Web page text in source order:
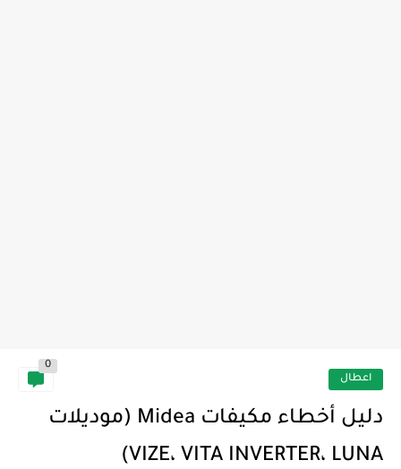
اعطال
0
دليل أخطاء مكيفات Midea (موديلات
VIZE، VITA INVERTER، LUNA)